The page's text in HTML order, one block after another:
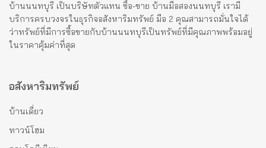
บ้านนนทบุรี เป็นบริษัทตัวแทน ซื้อ-ขาย บ้านมือสองนนทบุรี เรามี
บริการครบวงจรในธุรกิจอสังหาริมทรัพย์ มือ 2 คุณสามารถมั่นใจได้
ว่าทรัพย์ที่มีการซื้อขายกับบ้านนนทบุรีเป็นทรัพย์ที่มีคุณภาพพร้อมอยู่
ในราคาคุ้มค่าที่สุด
อสังหาริมทรัพย์
บ้านเดี่ยว
ทาวน์โฮม